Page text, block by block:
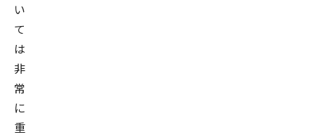
い
て
は
非
常
に
重